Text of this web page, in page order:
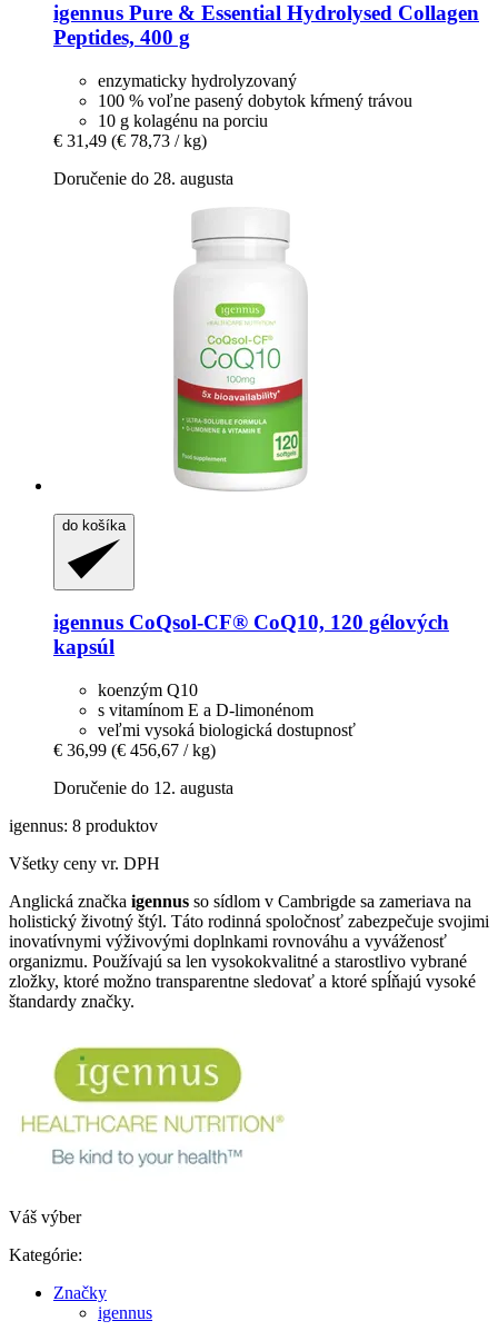
igennus Pure & Essential Hydrolysed Collagen
Peptides, 400 g
enzymaticky hydrolyzovaný
100 % voľne pasený dobytok kŕmený trávou
10 g kolagénu na porciu
€ 31,49 (€ 78,73 / kg)
Doručenie do 28. augusta
do košíka
igennus CoQsol-​CF® CoQ10, 120 gélových
kapsúl
koenzým Q10
s vitamínom E a D-limonénom
veľmi vysoká biologická dostupnosť
€ 36,99 (€ 456,67 / kg)
Doručenie do 12. augusta
igennus: 8 produktov
Všetky ceny vr. DPH
Anglická značka igennus so sídlom v Cambrigde sa zameriava na
holistický životný štýl. Táto rodinná spoločnosť zabezpečuje svojimi
inovatívnymi výživovými doplnkami rovnováhu a vyváženosť
organizmu. Používajú sa len vysokokvalitné a starostlivo vybrané
zložky, ktoré možno transparentne sledovať a ktoré spĺňajú vysoké
štandardy značky.
Váš výber
Kategórie:
Značky
igennus